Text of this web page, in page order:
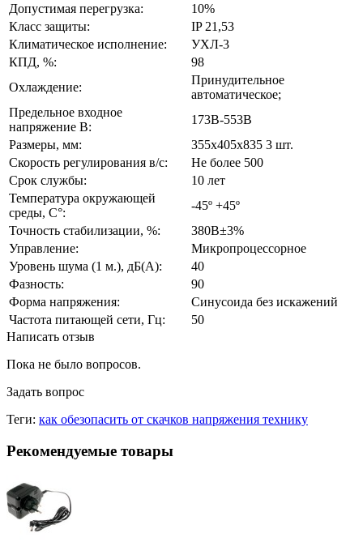
Допустимая перегрузка:
10%
Класс защиты:
IP 21,53
Климатическое исполнение:
УХЛ-3
КПД, %:
98
Охлаждение:
Принудительное
автоматическое;
Предельное входное
напряжение В:
173В-553В
Размеры, мм:
355х405х835 3 шт.
Скорость регулирования в/с:
Не более 500
Срок службы:
10 лет
Температура окружающей
среды, С°:
-45º +45º
Точность стабилизации, %:
380В±3%
Управление:
Микропроцессорное
Уровень шума (1 м.), дБ(А):
40
Фазность:
90
Форма напряжения:
Синусоида без искажений
Частота питающей сети, Гц:
50
Написать отзыв
Пока не было вопросов.
Задать вопрос
Теги: как обезопасить от скачков напряжения технику
Рекомендуемые товары